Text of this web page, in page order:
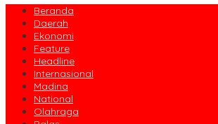
Beranda
Daerah
Ekonomi
Feature
Headline
Internasional
Madina
National
Olahraga